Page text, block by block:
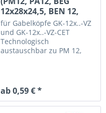
12x28x24,5, BEN 12,
PKS12)
für Gabelköpfe GK-12x..-VZ
und GK-12x..-VZ-CET
Technologisch
austauschbar zu PM 12,
001-05, 63781100
ab 0,59 € *